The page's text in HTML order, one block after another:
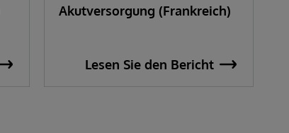
Akutversorgung (Frankreich)
Lesen Sie den Bericht